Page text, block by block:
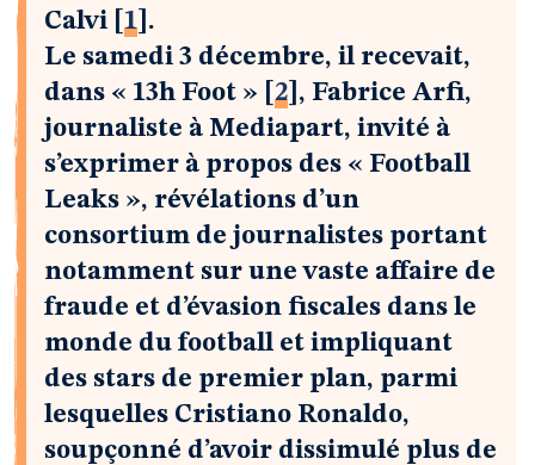
Calvi
1 .
Le samedi 3 décembre, il recevait,
dans « 13h Foot »
2 , Fabrice Arfi,
journaliste à Mediapart, invité à
s’exprimer à propos des « Football
Leaks », révélations d’un
consortium de journalistes portant
notamment sur une vaste affaire de
fraude et d’évasion fiscales dans le
monde du football et impliquant
des stars de premier plan, parmi
lesquelles Cristiano Ronaldo,
soupçonné d’avoir dissimulé plus de